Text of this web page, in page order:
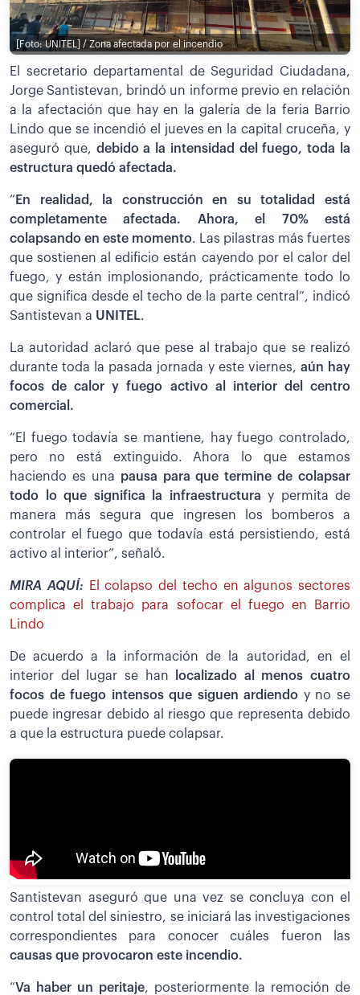
[Foto: UNITEL] / Zona afectada por el incendio
El secretario departamental de Seguridad Ciudadana,
Jorge Santistevan, brindó un informe previo en relación
a la afectación que hay en la galería de la feria Barrio
Lindo que se incendió el jueves en la capital cruceña, y
aseguró que, debido a la intensidad del fuego, toda la
estructura quedó afectada.
“ En realidad, la construcción en su totalidad está
completamente afectada. Ahora, el 70% está
colapsando en este momento. Las pilastras más fuertes
que sostienen al edificio están cayendo por el calor del
fuego, y están implosionando, prácticamente todo lo
que significa desde el techo de la parte central”, indicó
Santistevan a UNITEL.
La autoridad aclaró que pese al trabajo que se realizó
durante toda la pasada jornada y este viernes, aún hay
focos de calor y fuego activo al interior del centro
comercial.
“El fuego todavía se mantiene, hay fuego controlado,
pero no está extinguido. Ahora lo que estamos
haciendo es una pausa para que termine de colapsar
todo lo que significa la infraestructura y permita de
manera más segura que ingresen los bomberos a
controlar el fuego que todavía está persistiendo, está
activo al interior”, señaló.
MIRA AQUÍ:
El colapso del techo en algunos sectores
complica el trabajo para sofocar el fuego en Barrio
Lindo
De acuerdo a la información de la autoridad, en el
interior del lugar se han
localizado al menos cuatro
focos de fuego intensos que siguen ardiendo y no se
puede ingresar debido al riesgo que representa debido
a que la estructura puede colapsar.
Santistevan aseguró que una vez se concluya con el
control total del siniestro, se iniciará las investigaciones
correspondientes para conocer cuáles fueron las
causas que provocaron este incendio.
“Va haber un peritaje, posteriormente la remoción de